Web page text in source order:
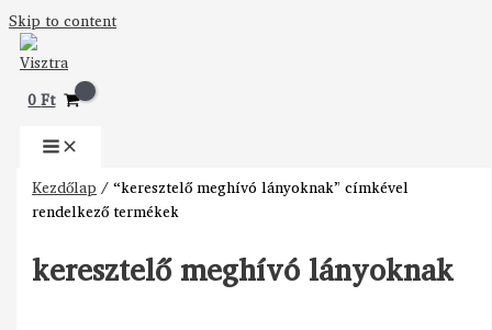
Skip to content
0Ft
Kezdőlap / “keresztelő meghívó lányoknak” címkével
rendelkező termékek
keresztelő meghívó lányoknak